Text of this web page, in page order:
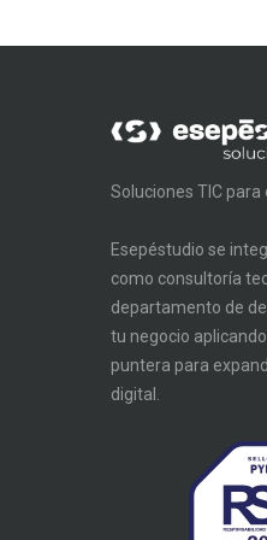
Soluciones TIC para
Esepéstudio se
como consultoría
departamento de
tu negocio
puntera para
digital.